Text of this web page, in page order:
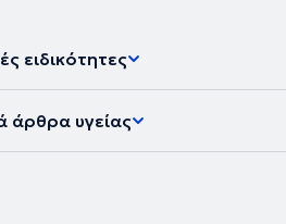
ειδικότητες
άρθρα υγείας